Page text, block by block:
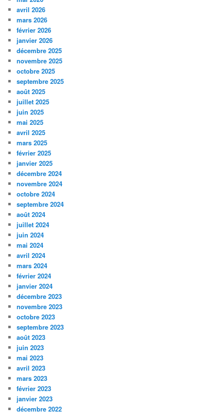
avril 2026
mars 2026
février 2026
janvier 2026
décembre 2025
novembre 2025
octobre 2025
septembre 2025
août 2025
juillet 2025
juin 2025
mai 2025
avril 2025
mars 2025
février 2025
janvier 2025
décembre 2024
novembre 2024
octobre 2024
septembre 2024
août 2024
juillet 2024
juin 2024
mai 2024
avril 2024
mars 2024
février 2024
janvier 2024
décembre 2023
novembre 2023
octobre 2023
septembre 2023
août 2023
juin 2023
mai 2023
avril 2023
mars 2023
février 2023
janvier 2023
décembre 2022